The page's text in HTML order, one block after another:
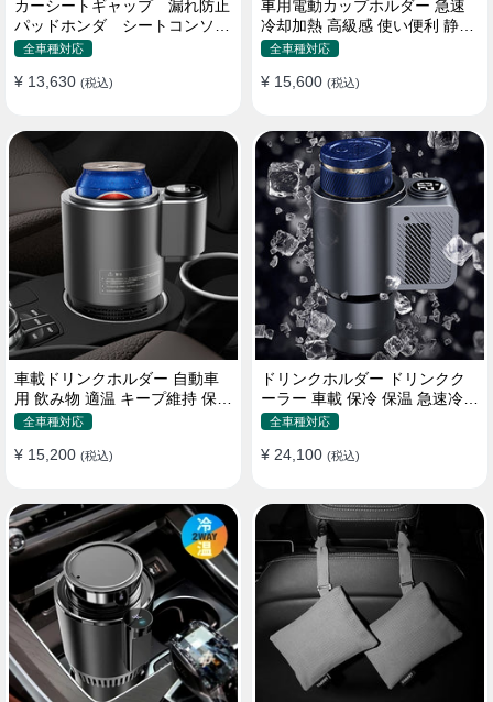
カーシートギャップ 漏れ防止
パッドホンダ シートコンソー
ル 隙間 クッション
全車種対応
¥ 13,630 (税込)
車用電動カップホルダー 急速
冷却加熱 高級感 使い便利 静音
収納 飲み物
全車種対応
¥ 15,600 (税込)
車載ドリンクホルダー 自動車
用 飲み物 適温 キープ維持 保温
冷機能付き
全車種対応
¥ 15,200 (税込)
ドリンクホルダー ドリンクク
ーラー 車載 保冷 保温 急速冷却
缶対応
全車種対応
¥ 24,100 (税込)